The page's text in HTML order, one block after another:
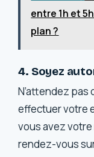
entre 1h et
plan ?
4. Soyez
N’attendez pas
effectuer votre
vous avez votre
rendez-vous